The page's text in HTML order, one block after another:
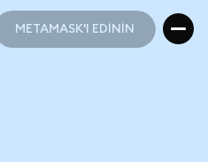
METAMASK'I EDİNİN